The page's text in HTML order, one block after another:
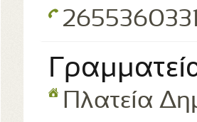
2655360331
Πλατεία